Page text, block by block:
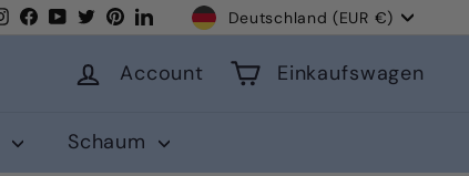
Instagram
Facebook
YouTubeTwitterPinterest
LinkedInWährungDeutschland (EUR €)
Account Einkaufswagen
Schaum